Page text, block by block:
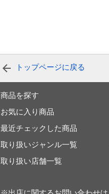
トップページに戻る
商品を探す
お気に入り商品
最近チェックした商品
取り扱いジャンル一覧
取り扱い店舗一覧